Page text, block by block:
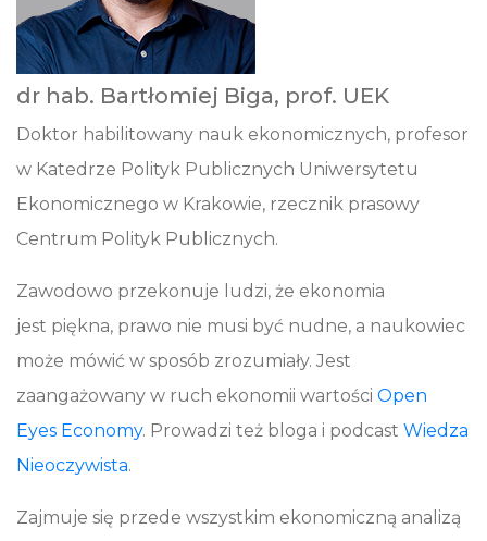
dr hab. Bartłomiej Biga, prof. UEK
Doktor habilitowany nauk ekonomicznych, profesor
w Katedrze Polityk Publicznych Uniwersytetu
Ekonomicznego w Krakowie, rzecznik prasowy
Centrum Polityk Publicznych.
Zawodowo przekonuje ludzi, że ekonomia
jest piękna, prawo nie musi być nudne, a naukowiec
może mówić w sposób zrozumiały. Jest
zaangażowany w ruch ekonomii wartości Open
Eyes Economy. Prowadzi też bloga i podcast Wiedza
Nieoczywista.
Zajmuje się przede wszystkim ekonomiczną analizą